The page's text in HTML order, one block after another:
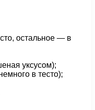
остальное — в
уксусом);
в тесто);